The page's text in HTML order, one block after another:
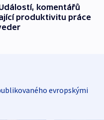
komentářů
produktivitu práce
evropskými